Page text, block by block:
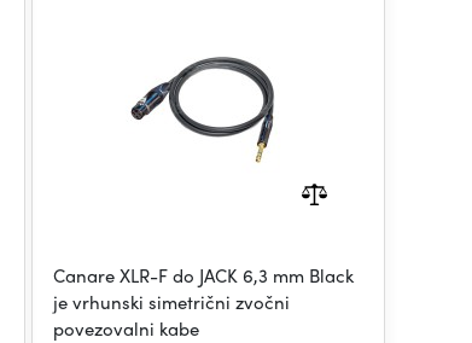
Canare XLR-F do JACK 6,3 mm Black
je vrhunski simetrični zvočni
povezovalni kabe